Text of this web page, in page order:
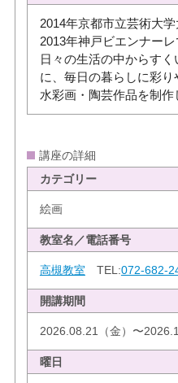
2014年京都市立芸術大
2013年神戸ビエンナーレ
日々の生活の中からす
に、毎日の暮らしに彩り
水彩画・陶芸作品を制作
講座の詳細
カテゴリー
絵画
教室名／電話番号
高槻教室 TEL:072-682-
開講期間
2026.08.21（金）〜
曜日